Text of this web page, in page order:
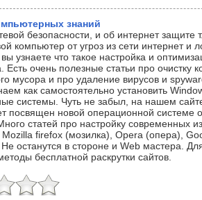
знаний
безопасности, и об интернет защите
компьютер от угроз из сети интернет и
узнаете что такое настройка и
Есть очень полезные статьи про очистку
мусора и про удаление вирусов и
как самостоятельно установить
системы. Чуть не забыл, на нашем
посвящен новой операционной системе
статей про настройку современных
Mozilla firefox (мозилка), Opera (опера),
Не останутся в стороне и Web мастера.
бесплатной раскрутки сайтов.